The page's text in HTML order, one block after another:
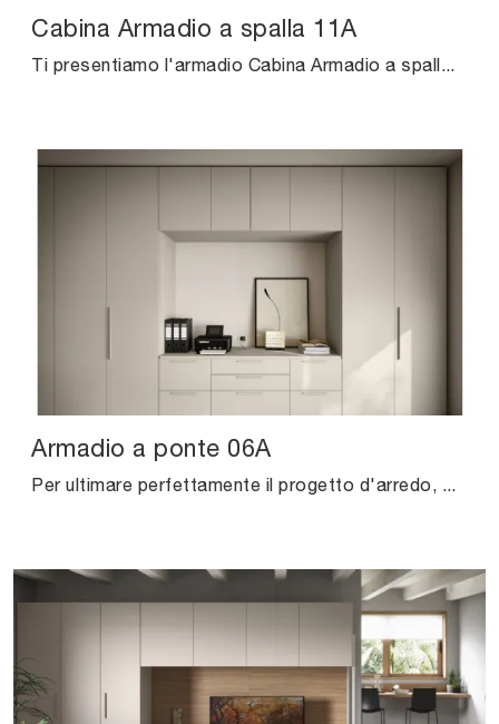
Cabina Armadio a spalla 11A
Ti presentiamo l'armadio Cabina Armadio a spalla 11A in melaminico di Cinquanta3! Un ricco catalogo di armadi cabine armadio con ante battenti.
Armadio a ponte 06A
Per ultimare perfettamente il progetto d'arredo, prediligi le nostre proposte di Arredamento Casa delle migliori marche, letti, armadi e comò diversi ...